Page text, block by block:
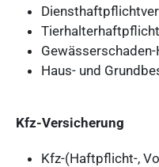
Haus- und
Kfz-Versicherung
Kfz-(Haftpflicht-,